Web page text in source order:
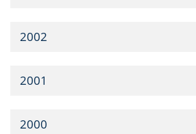
2002
2001
2000